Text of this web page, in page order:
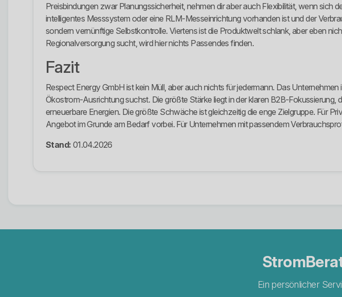
Preisbindungen zwar Planungssicherheit, nehmen dir aber auch Flexibilität, wenn sich
intelligentes Messsystem oder eine RLM-Messeinrichtung vorhanden ist und der
sondern vernünftige Selbstkontrolle. Viertens ist die Produktwelt schlank, aber eben
Regionalversorgung sucht, wird hier nichts Passendes finden.
Fazit
Respect Energy GmbH ist kein Müll, aber auch nichts für jedermann. Das
Ökostrom-Ausrichtung suchst. Die größte Stärke liegt in der klaren B2B-
erneuerbare Energien. Die größte Schwäche ist gleichzeitig die enge Zielgruppe. Für
Angebot im Grunde am Bedarf vorbei. Für Unternehmen mit passendem
Stand: 01.04.2026
Ein persönlicher